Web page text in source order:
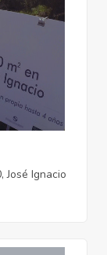
José Ignacio